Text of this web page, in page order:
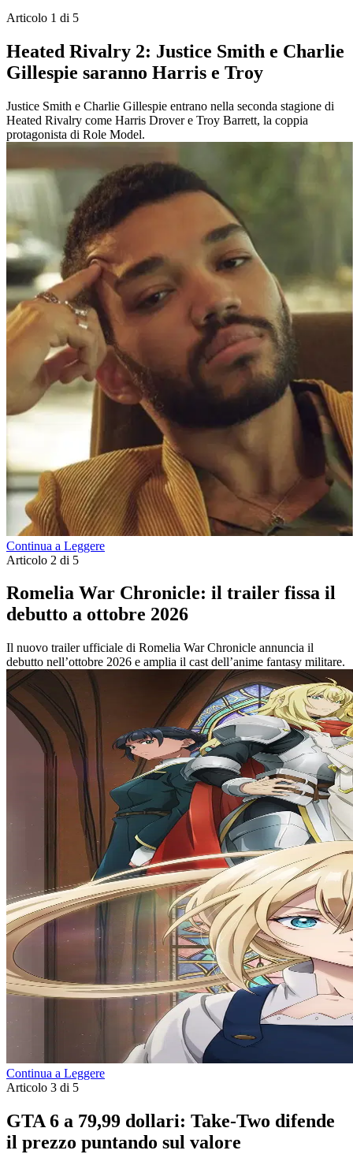
Articolo 1 di 5
Heated Rivalry 2: Justice Smith e Charlie
Gillespie saranno Harris e Troy
Justice Smith e Charlie Gillespie entrano nella seconda stagione di
Heated Rivalry come Harris Drover e Troy Barrett, la coppia
protagonista di Role Model.
Continua a Leggere
Articolo 2 di 5
Romelia War Chronicle: il trailer fissa il
debutto a ottobre 2026
Il nuovo trailer ufficiale di Romelia War Chronicle annuncia il
debutto nell’ottobre 2026 e amplia il cast dell’anime fantasy militare.
Continua a Leggere
Articolo 3 di 5
GTA 6 a 79,99 dollari: Take-Two difende
il prezzo puntando sul valore